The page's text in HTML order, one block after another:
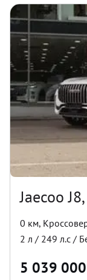
Jaecoo
0 км,
2 л / 249 л.с /
5 039 000